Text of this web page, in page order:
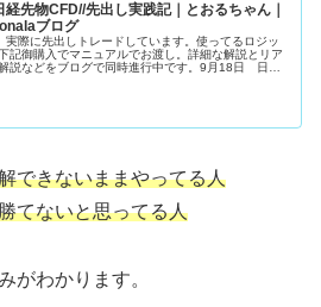
経先物CFD//先出し実践記｜とおるちゃん｜
ブログ
実際に先出しトレードしています。使ってるロジッ
記御購入でマニュアルでお渡し。詳細な解説とリア
説などをブログで同時進行中です。9月18日 日経
できないままやってる人
てないと思ってる人
がわかります。